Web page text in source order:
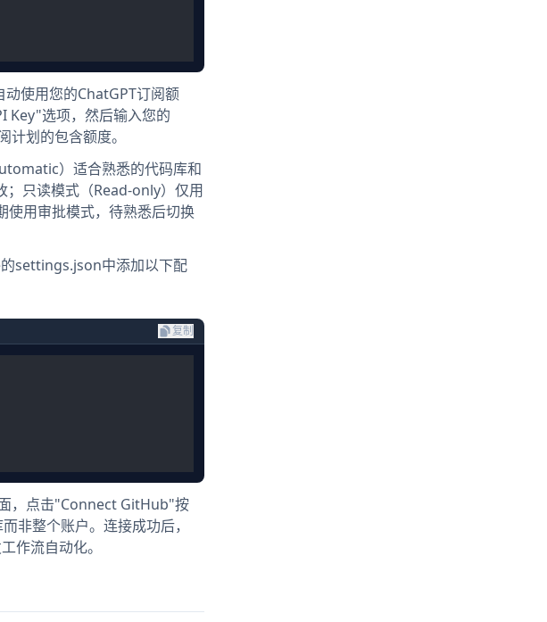
使用您的ChatGPT订阅额
Key"选项，然后输入您的
划的包含额度。
）适合熟悉的代码库和
只读模式（Read-only）仅用
使用审批模式，待熟悉后切换
settings.json中添加以下配
复制
，点击"Connect GitHub"按
非整个账户。连接成功后，
作流自动化。